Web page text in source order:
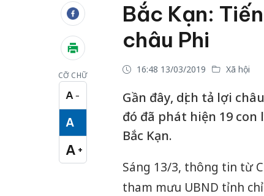
CỠ CHỮ
A −
Cỡ chữ nhỏ
A
Cỡ chữ vừa
A +
Cỡ chữ lớn
Bắc Kạn:
châu Phi
16:48 13/03/2019 Xã hội
Gần đây, dịch tả lợi
đó đã phát hiện 19
Bắc Kạn.
Sáng 13/3, thông tin từ
tham mưu UBND tỉnh